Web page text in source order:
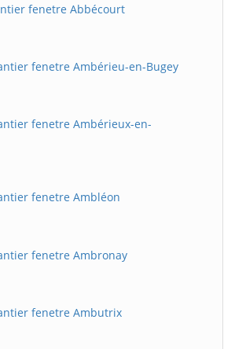
fenetre Abbécourt
fenetre Ambérieu-en-Bugey
fenetre Ambérieux-en-
fenetre Ambléon
fenetre Ambronay
fenetre Ambutrix